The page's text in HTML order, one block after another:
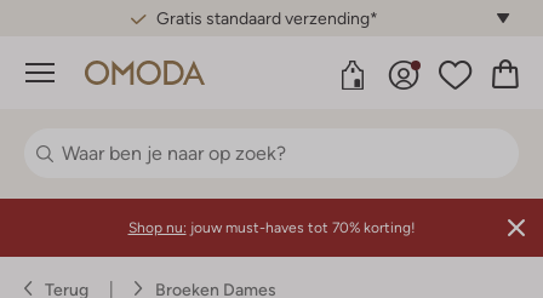
Gratis standaard verzending*
Menu
Shop nu: jouw must-haves tot 70% korting!
Terug Broeken Dames